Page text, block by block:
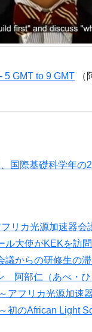
5 GMT to 9 GMT （
国際基礎科学年
リカ光源加速器会
ル大使がKEKを訪
議からの研修生の
阿部仁（あべ・ひ
アフリカ光源加速
初のAfrican Light